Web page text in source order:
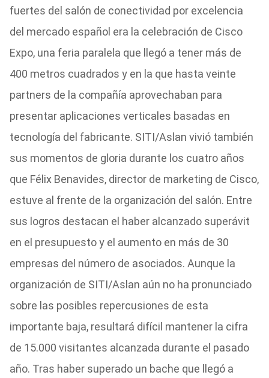
fuertes del salón de conectividad por excelencia
del mercado español era la celebración de Cisco
Expo, una feria paralela que llegó a tener más de
400 metros cuadrados y en la que hasta veinte
partners de la compañía aprovechaban para
presentar aplicaciones verticales basadas en
tecnología del fabricante. SITI/Aslan vivió también
sus momentos de gloria durante los cuatro años
que Félix Benavides, director de marketing de Cisco,
estuve al frente de la organización del salón. Entre
sus logros destacan el haber alcanzado superávit
en el presupuesto y el aumento en más de 30
empresas del número de asociados. Aunque la
organización de SITI/Aslan aún no ha pronunciado
sobre las posibles repercusiones de esta
importante baja, resultará difícil mantener la cifra
de 15.000 visitantes alcanzada durante el pasado
año. Tras haber superado un bache que llegó a